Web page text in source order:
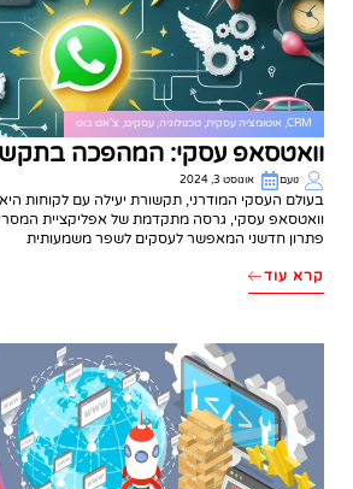
CRM
, אוטומציה עסקית, טכנולוגיה, עסקים, צ'אט בוט
וואטסאפ עסקי: המהפכה
נועם אוגוסט 3, 2024
בעולם העסקי המודרני, תקשורת יעילה עם לקוחות
וואטסאפ עסקי, גרסה מתקדמת של אפליקציית
פתרון חדשני המאפשר לעסקים לשפר משמעותית
קרא עוד